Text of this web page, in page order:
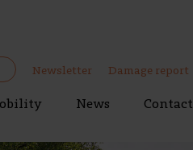
Newsletter Damage report
News Contact